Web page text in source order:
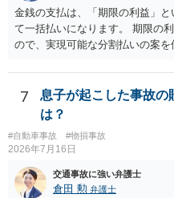
金銭の支払は、「期限の利益」
て一括払いになります。 期限の
ので、実現可能な分割払いの案
7
息子が起こした事故の
は？
#自動車事故 #物損事故
2026年7月16日
交通事故に強い弁護士
倉田 勲 弁護士